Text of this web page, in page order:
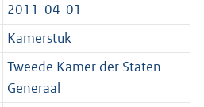
2011-04-01
Kamerstuk
Tweede Kamer der Staten-
Generaal